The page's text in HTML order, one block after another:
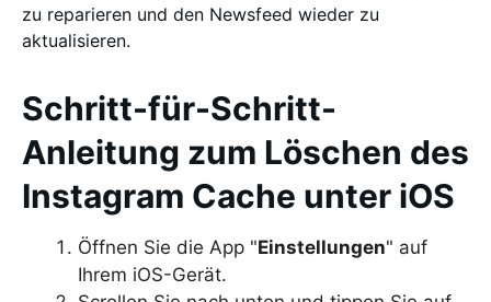
zu reparieren und den Newsfeed wieder zu
aktualisieren.
Schritt-für-Schritt-
Anleitung zum Löschen des
Instagram Cache unter iOS
Öffnen Sie die App "Einstellungen" auf
Ihrem iOS-Gerät.